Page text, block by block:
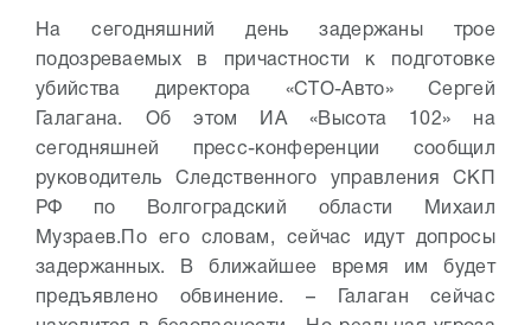
На сегодняшний день задержаны трое
подозреваемых в причастности к подготовке
убийства директора «СТО-Авто» Сергей
Галагана. Об этом ИА «Высота 102» на
сегодняшней пресс-конференции сообщил
руководитель Следственного управления СКП
РФ по Волгоградский области Михаил
Музраев.
По его словам, сейчас идут допросы
задержанных. В ближайшее время им будет
предъявлено обвинение.– Галаган сейчас